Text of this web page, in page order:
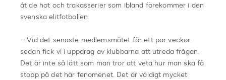
åt de hot och trakasserier som ibland förekommer i den
svenska elitfotbollen.
– Vid det senaste medlemsmötet för ett par veckor
sedan fick vi i uppdrag av klubbarna att utreda frågan.
Det är inte så lätt som man tror att veta hur man ska få
stopp på det här fenomenet. Det är väldigt mycket